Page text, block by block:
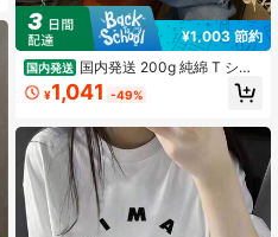
¥1,003 節約
国内発送 国内発送 200g 純綿 T シャ
ツ 2026 夏新作 プリント柄 レディー
ス丸首半袖 カジュアルコーデ カップ
¥1,041 -49%